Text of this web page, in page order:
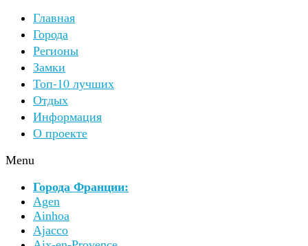
Главная
Города
Регионы
Замки
Топ-10 лучших
Отдых
Информация
О проекте
Menu
Города Франции:
Agen
Ainhoa
Ajacco